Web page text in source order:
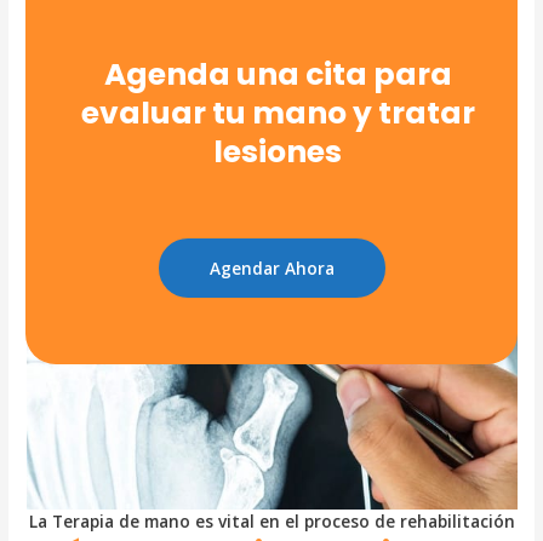
Agenda una cita para
evaluar tu mano y tratar
lesiones
Agendar Ahora
La Terapia de mano es vital en el proceso de rehabilitación